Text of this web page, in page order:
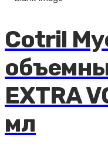
Cotril
EXTRA
мл